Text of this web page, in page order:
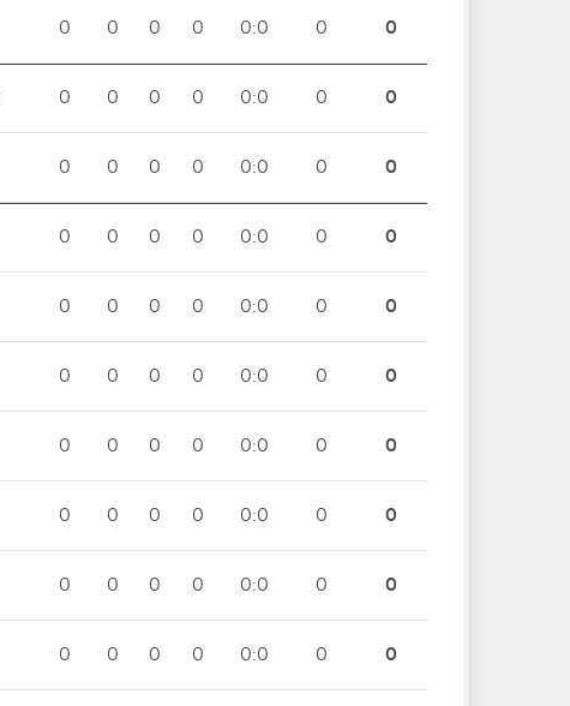
0 0 0 0 0:0 0 0
0 0 0 0 0:0 0 0
0 0 0 0 0:0 0 0
0 0 0 0 0:0 0 0
0 0 0 0 0:0 0 0
0 0 0 0 0:0 0 0
0 0 0 0 0:0 0 0
0 0 0 0 0:0 0 0
0 0 0 0 0:0 0 0
0 0 0 0 0:0 0 0